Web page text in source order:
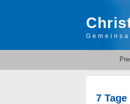
7